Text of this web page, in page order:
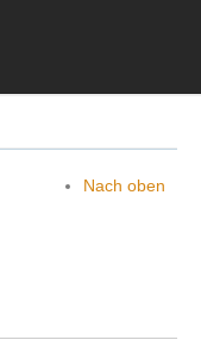
Nach oben